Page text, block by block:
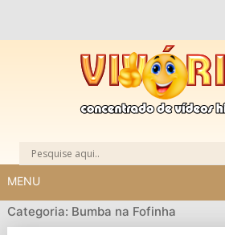
MENU
Categoria: Bumba na Fofinha